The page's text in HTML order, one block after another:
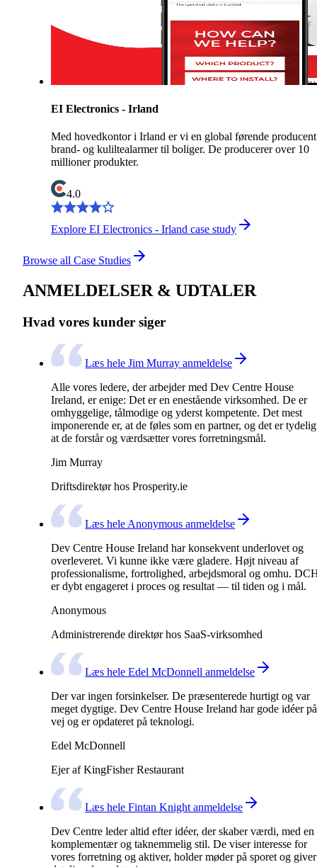
EI Electronics - Irland
Med hovedkontor i Irland er vi en global førende
brand- og kuliltealarmer til boliger. De producerer over 10
millioner produkter.
4.0
Explore EI Electronics - Irland case study
Browse all Case Studies
ANMELDELSER & UDTALER
Hvad vores kunder siger
Læs hele Jim Murray anmeldelse
Alle vores ledere, der arbejder med Dev Centre House
Ireland, er enige: Det er en enestående virksomhed. De er
omhyggelige, tålmodige og yderst kompetente. Det mest
imponerende er, at de føles som en partner, og det er
at de forstår og værdsætter vores forretningsmål.
Jim Murray
Driftsdirektør hos Prosperity.ie
Læs hele Anonymous anmeldelse
Dev Centre House Ireland har konsekvent underlovet og
overleveret. Vi kunne ikke være gladere. Højt niveau af
professionalisme, fortrolighed, arbejdsmoral og omhu.
er dybt engageret i proces og resultat — til tiden og i mål.
Anonymous
Administrerende direktør hos SaaS-virksomhed
Læs hele Edel McDonnell anmeldelse
Der var ingen forsinkelser. De præsenterede hurtigt og var
meget dygtige. Dev Centre House Ireland har gode idéer på
vej og er opdateret på teknologi.
Edel McDonnell
Ejer af KingFisher Restaurant
Læs hele Fintan Knight anmeldelse
Dev Centre leder altid efter idéer, der skaber værdi, med en
komplementær og taknemmelig stil. De viser interesse for
vores forretning og aktiver, holder møder på sporet og giver